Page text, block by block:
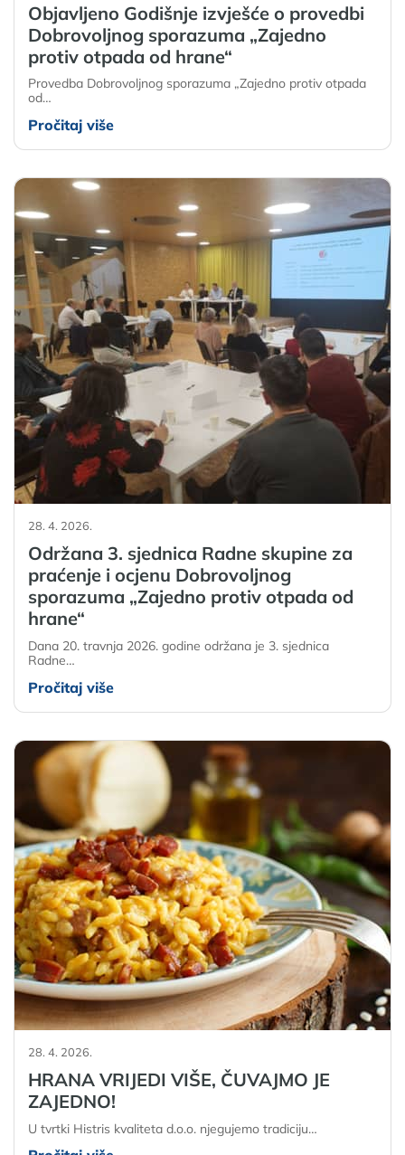
Objavljeno Godišnje izvješće o provedbi
Dobrovoljnog sporazuma „Zajedno
protiv otpada od hrane“
Provedba Dobrovoljnog sporazuma „Zajedno protiv otpada
od…
Pročitaj više
28. 4. 2026.
Održana 3. sjednica Radne skupine za
praćenje i ocjenu Dobrovoljnog
sporazuma „Zajedno protiv otpada od
hrane“
Dana 20. travnja 2026. godine održana je 3. sjednica
Radne…
Pročitaj više
28. 4. 2026.
HRANA VRIJEDI VIŠE, ČUVAJMO JE
ZAJEDNO!
U tvrtki Histris kvaliteta d.o.o. njegujemo tradiciju…